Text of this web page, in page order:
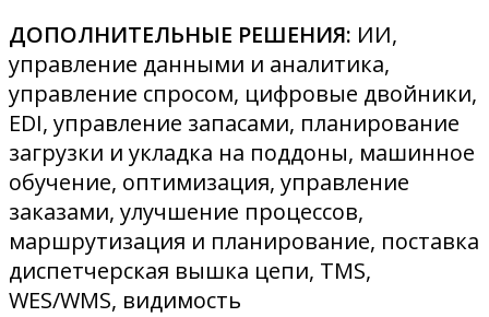
ДОПОЛНИТЕЛЬНЫЕ РЕШЕНИЯ: ИИ,
управление данными и аналитика,
управление спросом, цифровые двойники,
EDI, управление запасами, планирование
загрузки и укладка на поддоны, машинное
обучение, оптимизация, управление
заказами, улучшение процессов,
маршрутизация и планирование, поставка
диспетчерская вышка цепи, TMS,
WES/WMS, видимость